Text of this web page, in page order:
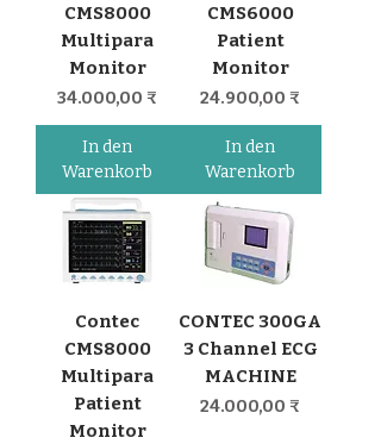
CMS8000
Multipara
Monitor
Preis
34.000,00 ₹
In den
Warenkorb
CMS6000
Patient
Monitor
Preis
24.900,00 ₹
In den
Warenkorb
Contec
CMS8000
Multipara
Patient
Monitor
CONTEC ‎300GA
3 Channel ECG
MACHINE
Preis
24.000,00 ₹